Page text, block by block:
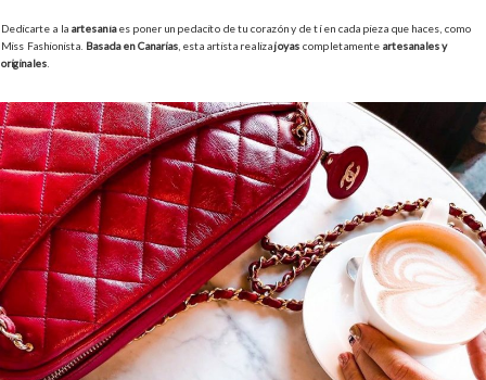
Dedicarte a la artesaníaes poner un pedacito de tu corazón y de tí en cada pieza que haces, como
Miss Fashionista. Basada en Canarias , esta artista realizajoyas completamente artesanales y
originales